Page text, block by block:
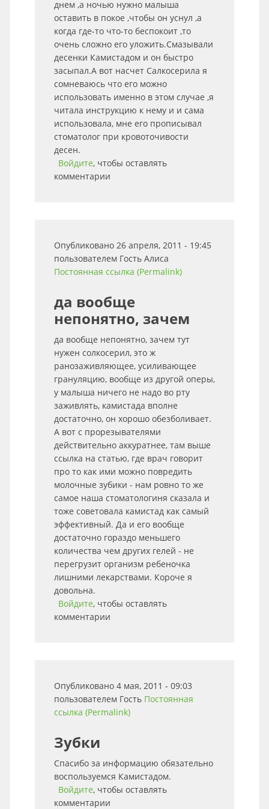
днем ,а ночью нужно малыша
оставить в покое ,чтобы он уснул ,а
когда где-то что-то беспокоит ,то
очень сложно его уложить.Смазывали
десенки Камистадом и он быстро
засыпал.А вот насчет Салкосерила я
сомневаюсь что его можно
использовать именно в этом случае ,я
читала инструкцию к нему и и сама
использовала, мне его прописывал
стоматолог при кровоточивости
десен.
Войдите, чтобы оставлять
комментарии
Опубликовано 26 апреля, 2011 - 19:45
пользователем Гость Алиса
Постоянная ссылка (Permalink)
да вообще
непонятно, зачем
да вообще непонятно, зачем тут
нужен солкосерил, это ж
ранозаживляющее, усиливающее
грануляцию, вообще из другой оперы,
у малыша ничего не надо во рту
заживлять, камистада вполне
достаточно, он хорошо обезболивает.
А вот с прорезывателями
действительно аккуратнее, там выше
ссылка на статью, где врач говорит
про то как ими можно повредить
молочные зубики - нам ровно то же
самое наша стоматологиня сказала и
тоже советовала камистад как самый
эффективный. Да и его вообще
достаточно гораздо меньшего
количества чем других гелей - не
перегрузит организм ребеночка
лишними лекарствами. Короче я
довольна.
Войдите, чтобы оставлять
комментарии
Опубликовано 4 мая, 2011 - 09:03
пользователем Гость Постоянная
ссылка (Permalink)
Зубки
Спасибо за информацию обязательно
воспользуемся Камистадом.
Войдите, чтобы оставлять
комментарии